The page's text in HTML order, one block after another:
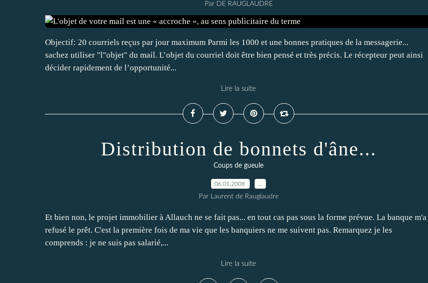
Par DE RAUGLAUDRE
Objectif: 20 courriels reçus par jour maximum Parmi les 1000 et une bonnes pratiques de la messagerie...
sachez utiliser "l"objet" du mail. L’objet du courriel doit être bien pensé et très précis. Le récepteur peut ainsi
décider rapidement de l’opportunité...
Lire la suite
Distribution de bonnets d'âne...
Coups de gueule
06.01.2008
Par Laurent de Rauglaudre
Et bien non, le projet immobilier à Allauch ne se fait pas... en tout cas pas sous la forme prévue. La banque m'a
refusé le prêt. C'est la première fois de ma vie que les banquiers ne me suivent pas. Remarquez je les
comprends : je ne suis pas salarié,...
Lire la suite